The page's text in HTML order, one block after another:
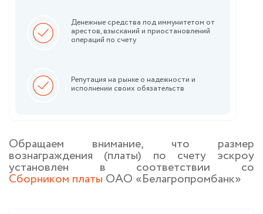
Денежные средства под иммунитетом от
арестов, взысканий и приостановлений
операций по счету
Репутация на рынке о надежности и
исполнении своих обязательств
Обращаем внимание, что размер
вознаграждения (платы) по счету эскроу
установлен в соответствии со
Сборником платы ОАО «Белагропромбанк»